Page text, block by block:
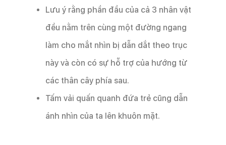
Lưu ý rằng phần đầu của cả 3 nhân vật
đều nằm trên cùng một đường ngang
làm cho mắt nhìn bị dẫn dắt theo trục
này và còn có sự hỗ trợ của hướng từ
các thân cây phía sau.
Tấm vải quấn quanh đứa trẻ cũng dẫn
ánh nhìn của ta lên khuôn mặt.